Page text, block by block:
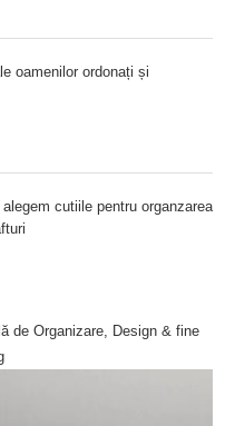
oamenilor ordonați și
cutiile pentru organzarea
de Organizare, Design & fine